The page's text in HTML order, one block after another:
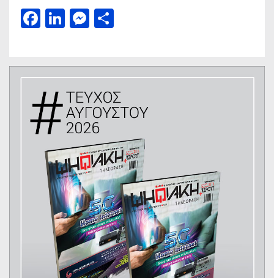
Facebook
LinkedIn
Messenger